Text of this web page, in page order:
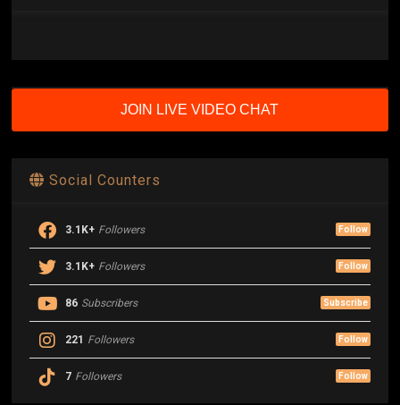
JOIN LIVE VIDEO CHAT
Social Counters
3.1K+ Followers Follow
3.1K+ Followers Follow
86 Subscribers Subscribe
221 Followers Follow
7 Followers Follow